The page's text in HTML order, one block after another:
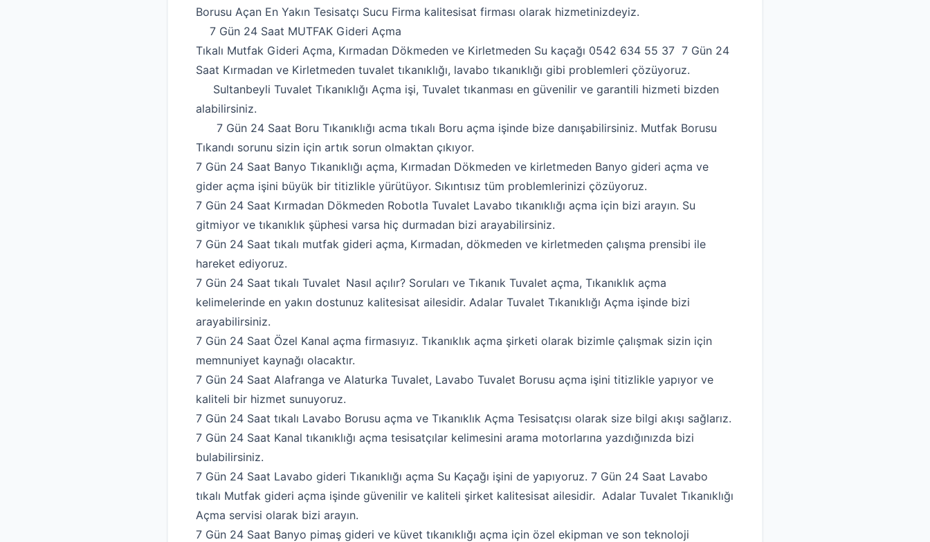
Robotla Tıkanıklık Açma
Su Kaçağı Tespiti
Hakkımızda
Borusu Açan En Yakın Tesisatçı Sucu Firma kalitesisat firması olarak hizmetinizdeyiz.
7 Gün 24 Saat MUTFAK Gideri Açma
Tıkalı Mutfak Gideri Açma, Kırmadan Dökmeden ve Kirletmeden Su kaçağı 0542 634 55 37 7 Gün 24
Saat Kırmadan ve Kirletmeden tuvalet tıkanıklığı, lavabo tıkanıklığı gibi problemleri çözüyoruz.
Sultanbeyli Tuvalet Tıkanıklığı Açma işi, Tuvalet tıkanması en güvenilir ve garantili hizmeti bizden
alabilirsiniz.
7 Gün 24 Saat Boru Tıkanıklığı acma tıkalı Boru açma işinde bize danışabilirsiniz. Mutfak Borusu
Tıkandı sorunu sizin için artık sorun olmaktan çıkıyor.
7 Gün 24 Saat Banyo Tıkanıklığı açma, Kırmadan Dökmeden ve kirletmeden Banyo gideri açma ve
gider açma işini büyük bir titizlikle yürütüyor. Sıkıntısız tüm problemlerinizi çözüyoruz.
7 Gün 24 Saat Kırmadan Dökmeden Robotla Tuvalet Lavabo tıkanıklığı açma için bizi arayın. Su
gitmiyor ve tıkanıklık şüphesi varsa hiç durmadan bizi arayabilirsiniz.
7 Gün 24 Saat tıkalı mutfak gideri açma, Kırmadan, dökmeden ve kirletmeden çalışma prensibi ile
hareket ediyoruz.
7 Gün 24 Saat tıkalı Tuvalet Nasıl açılır? Soruları ve Tıkanık Tuvalet açma, Tıkanıklık açma
kelimelerinde en yakın dostunuz kalitesisat ailesidir. Adalar Tuvalet Tıkanıklığı Açma işinde bizi
arayabilirsiniz.
7 Gün 24 Saat Özel Kanal açma firmasıyız. Tıkanıklık açma şirketi olarak bizimle çalışmak sizin için
memnuniyet kaynağı olacaktır.
7 Gün 24 Saat Alafranga ve Alaturka Tuvalet, Lavabo Tuvalet Borusu açma işini titizlikle yapıyor ve
kaliteli bir hizmet sunuyoruz.
7 Gün 24 Saat tıkalı Lavabo Borusu açma ve Tıkanıklık Açma Tesisatçısı olarak size bilgi akışı sağlarız.
7 Gün 24 Saat Kanal tıkanıklığı açma tesisatçılar kelimesini arama motorlarına yazdığınızda bizi
bulabilirsiniz.
7 Gün 24 Saat Lavabo gideri Tıkanıklığı açma Su Kaçağı işini de yapıyoruz. 7 Gün 24 Saat Lavabo
tıkalı Mutfak gideri açma işinde güvenilir ve kaliteli şirket kalitesisat ailesidir. Adalar Tuvalet Tıkanıklığı
Açma servisi olarak bizi arayın.
7 Gün 24 Saat Banyo pimaş gideri ve küvet tıkanıklığı açma için özel ekipman ve son teknoloji